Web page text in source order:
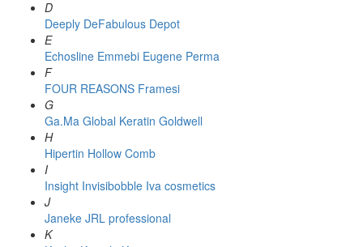
D
Deeply DeFabulous Depot
E
Echosline Emmebi Eugene Perma
F
FOUR REASONS Framesi
G
Ga.Ma Global Keratin Goldwell
H
Hipertin Hollow Comb
I
Insight Invisibobble Iva cosmetics
J
Janeke JRL professional
K